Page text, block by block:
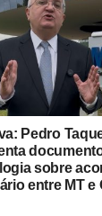
Pedro
sobre
entre MT e